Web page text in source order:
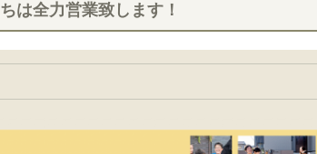
は全力営業致します！